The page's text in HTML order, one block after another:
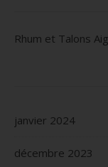
Rhum et Talons
janvier 2024
décembre 2023